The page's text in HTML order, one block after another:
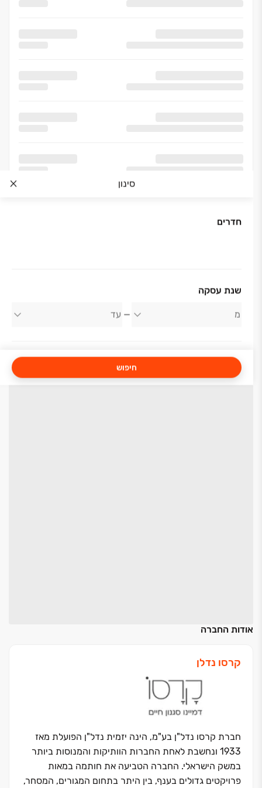
סינון
חדרים
שנת עסקה
חיפוש
אודות החברה
קרסו נדלן
חברת קרסו נדל"ן בע"מ, הינה יזמית נדל"ן הפועלת מאז
1933 ונחשבת לאחת החברות הוותיקות והמנוסות ביותר
במשק הישראלי. החברה הטביעה את חותמה במאות
פרויקטים גדולים בענף, בין היתר בתחום המגורים, המסחר,